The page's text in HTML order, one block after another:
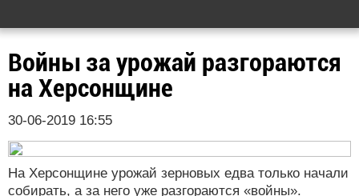
Войны за урожай разгораются
на Херсонщине
30-06-2019 16:55
На Херсонщине урожай зерновых едва только начали
собирать, а за него уже разгораются «войны».